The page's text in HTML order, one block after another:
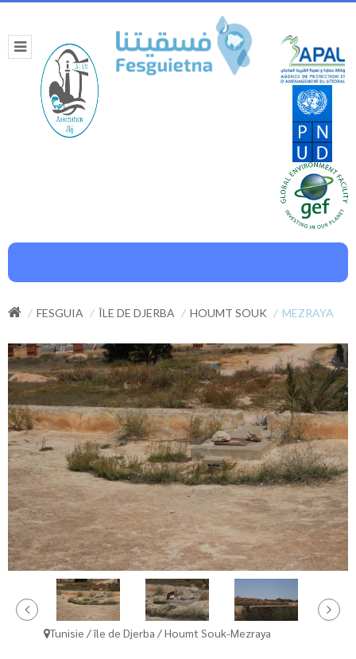
FESGUIA ÎLE DE DJERBA HOUMT SOUK MEZRAYA
Tunisie / île de Djerba / Houmt Souk-Mezraya